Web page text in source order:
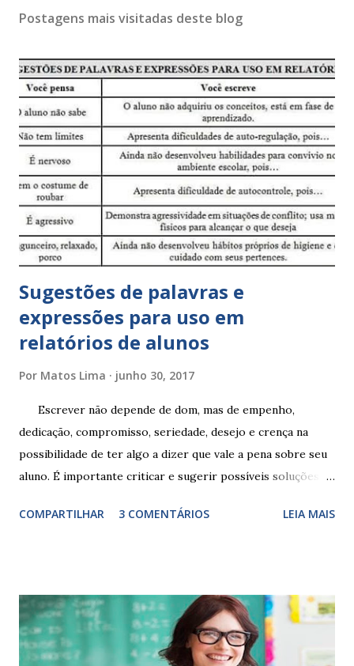
Postagens mais visitadas deste blog
Sugestões de palavras e
expressões para uso em
relatórios de alunos
Por Matos Lima junho 30, 2017
Escrever não depende de dom, mas de empenho,
dedicação, compromisso, seriedade, desejo e crença na
possibilidade de ter algo a dizer que vale a pena sobre seu
aluno. É importante criticar e sugerir possíveis soluções.
exercitação. E encontrar a melhor maneira de expressar o
sempre as intervenções feitas para ações apresentadas,
isso ressalta trabalho. SUGESTÕES DE PALAVRAS E
EXPRESSÕES PARA USO EM RELATÓRIOS Você pensa Você
COMPARTILHAR 3 COMENTÁRIOS LEIA MAIS